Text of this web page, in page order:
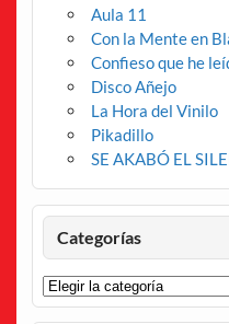
Aula 11
Con la Mente en
Confieso que he
Disco Añejo
La Hora del Vinilo
Pikadillo
SE AKABÓ EL
Categorías
Categorías